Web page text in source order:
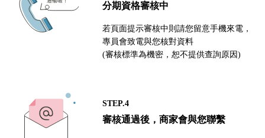
分期資格審核中
若頁面提示審核中則請您留意手機來電，
專員會致電與您核對資料
(審核標準為機密，恕不提供查詢原因)
STEP.4
審核通過後，商家會與您聯繫